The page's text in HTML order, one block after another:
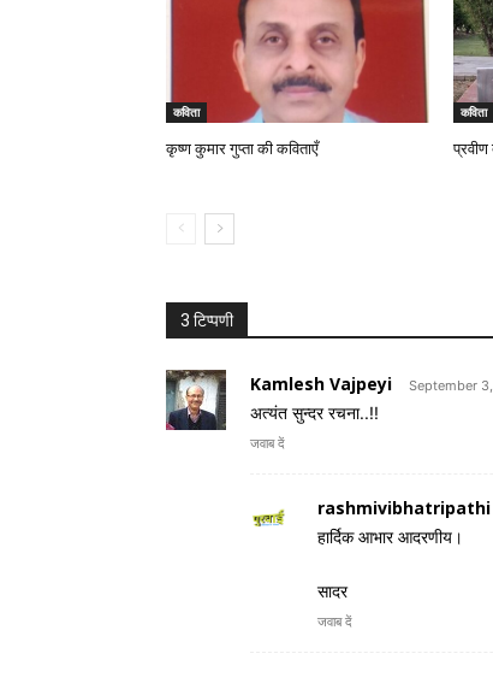
कविता
कृष्ण कुमार गुप्ता की कविताएँ
कविता
प्रवीण
3 टिप्पणी
Kamlesh Vajpeyi September
अत्यंत सुन्दर रचना..!!
जवाब दें
rashmivibhatripathi
हार्दिक आभार आदरणीय।
सादर
जवाब दें